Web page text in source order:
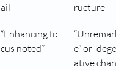
ail
ructure
“Enhancing fo
cus noted”
e” or
ative